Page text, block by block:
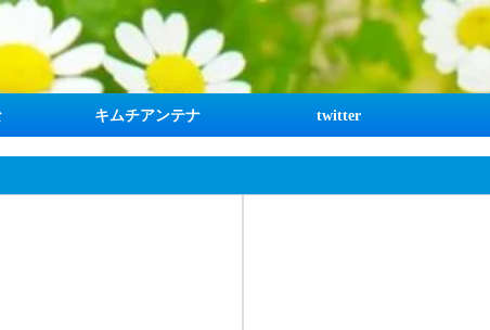
キムチアンテナ twitter